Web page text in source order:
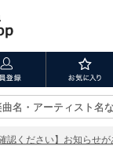
曲名・アーティスト名
曲名・アーティスト名
認ください】お知らせが